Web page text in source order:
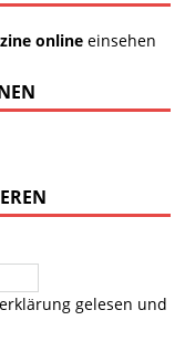
onlineeinsehen
gelesen und